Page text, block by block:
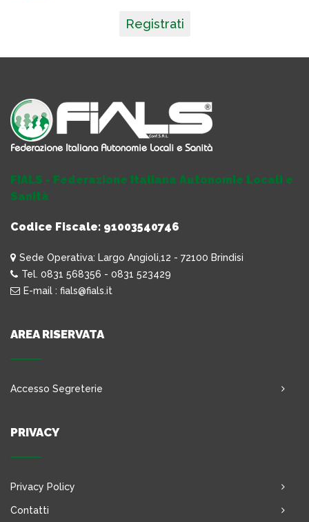
Registrati
FIALS - Federazione Italiana Autonomie Locali e
Sanità
Codice Fiscale: 91003540746
Sede Operativa: Largo Angioli,12 - 72100 Brindisi
Tel. 0831 568356 - 0831 523429
E-mail : fials@fials.it
AREA RISERVATA
Accesso Segreterie
PRIVACY
Privacy Policy
Contatti